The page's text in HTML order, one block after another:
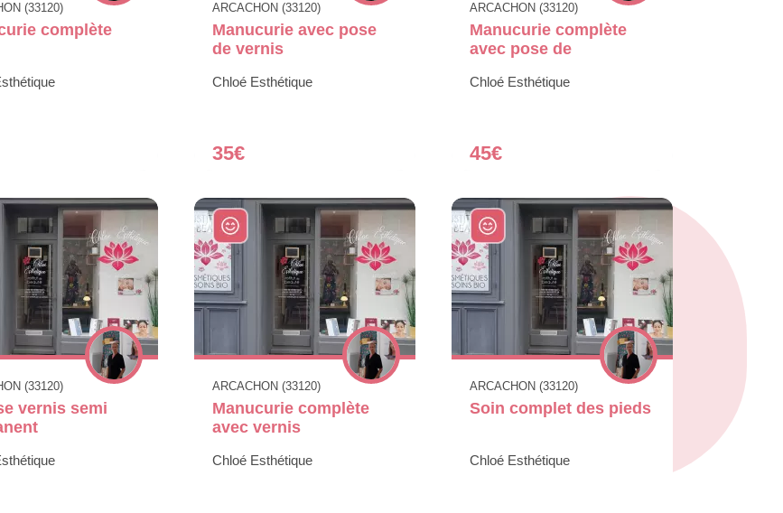
(33120)
complète
ARCACHON (33120)
Manucurie avec pose
de vernis
Chloé Esthétique
35€
ARCACHON (33120)
Manucurie complète
avec pose de
Chloé Esthétique
45€
(33120)
vernis semi
ARCACHON (33120)
Manucurie complète
avec vernis
Chloé Esthétique
ARCACHON (33120)
Soin complet des pieds
Chloé Esthétique